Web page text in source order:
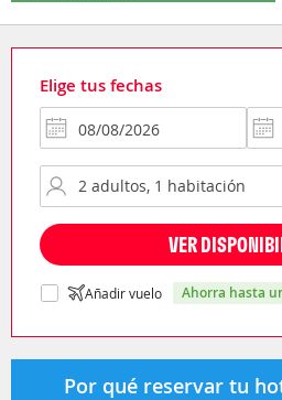
Elige tus fechas
VER
Añadir vuelo ahorra hasta
Por qué reservar tu